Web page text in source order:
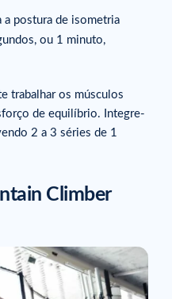
a postura de isometria
ou 1 minuto,
trabalhar os músculos
de equilíbrio. Integre-
2 a 3 séries de 1
Climber